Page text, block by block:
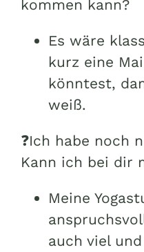
kommen kann?
Es wäre
kurz eine
könntest,
weiß.
❓Ich habe noch
Kann ich bei dir
Meine
auch viel